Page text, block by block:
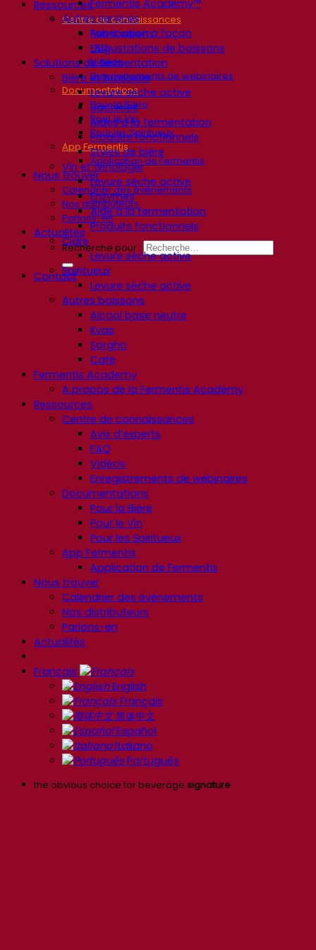
Ressources
Centre de connaissances
Avis d’experts
FAQ
Vidéos
Enregistrements de webinaires
Documentations
Pour la Bière
Pour le Vin
Pour les Spiritueux
App Fermentis
Application de Fermentis
Nous trouver
Calendrier des événements
Nos distributeurs
Parlons-en
Actualités
Recherche pour :
Contact
Fermentis Academy™
Autres services
Fabrication à façon
Dégustations de boissons
Solutions de fermentation
Bière et brasserie
Levure sèche active
Bactéries
Aides à la fermentation
Produits fonctionnels
Styles de bière
Vin et œnologie
Levure sèche active
Enzymes
Aide à la fermentation
Produits fonctionnels
Cidre
Levure sèche active
Spiritueux
Levure sèche active
Autres boissons
Alcool base neutre
Kvas
Sorgho
Café
Fermentis Academy
A propos de la Fermentis Academy
Ressources
Centre de connaissances
Avis d’experts
FAQ
Vidéos
Enregistrements de webinaires
Documentations
Pour la Bière
Pour le Vin
Pour les Spiritueux
App Fermentis
Application de Fermentis
Nous trouver
Calendrier des événements
Nos distributeurs
Parlons-en
Actualités
Français
English
Français
简体中文
Español
Italiano
Português
the obvious choice for beverage signature